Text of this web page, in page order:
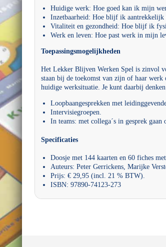
Huidige werk: Hoe goed kan ik mijn
Inzetbaarheid: Hoe blijf ik aantrekkelijk
Vitaliteit en gezondheid: Hoe blijf ik
Werk en leven: Hoe past werk in mijn
Toepassingsmogelijkheden
Het Lekker Blijven Werken Spel is zinvol
staan bij de toekomst van zijn of haar
huidige werksituatie. Je kunt daarbij denken
Loopbaangesprekken met
Intervisiegroepen.
In teams: met collega´s in gesprek gaan
Specificaties
Doosje met 144 kaarten en 60 fiches
Auteurs: Peter Gerrickens, Marijke
Prijs: € 29,95 (incl. 21 % BTW).
ISBN: 97890-74123-273